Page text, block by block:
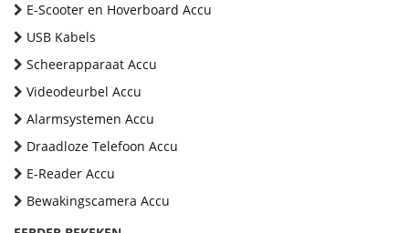
E-Scooter en Hoverboard Accu
USB Kabels
Scheerapparaat Accu
Videodeurbel Accu
Alarmsystemen Accu
Draadloze Telefoon Accu
E-Reader Accu
Bewakingscamera Accu